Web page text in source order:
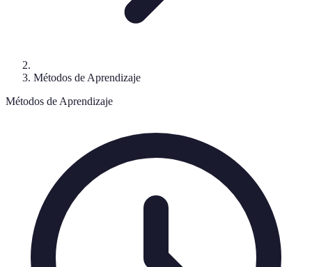
Métodos de Aprendizaje
Métodos de Aprendizaje